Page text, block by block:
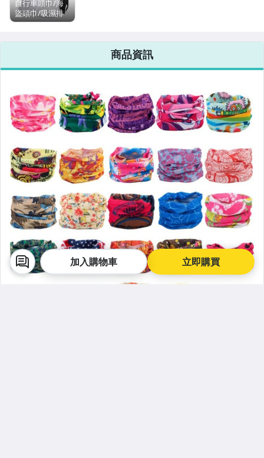
立即購買
加入購物車
男性精品與服飾
家電與影音視聽
自行車頭巾/海
盜頭巾/吸濕排
汗/運動頭巾/ 機
車頭巾/登山頭
商品資訊